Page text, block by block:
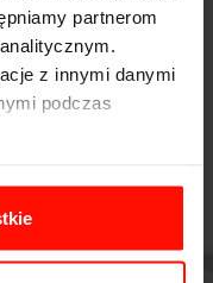
partnerom
z innymi danymi
podczas
i nie żałuję.